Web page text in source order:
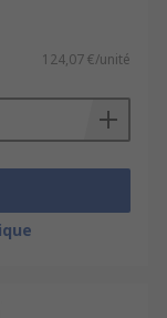
124,07 €/unité